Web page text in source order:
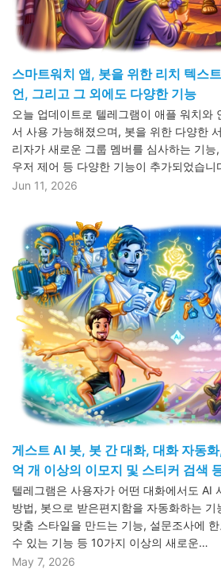
스마트워치 앱, 봇을 위한 리치 텍스
언, 그리고 그 외에도 다양한 기능
오늘 업데이트로 텔레그램이 애플 워치와
서 사용 가능해졌으며, 봇을 위한 다양한
리자가 새로운 그룹 멤버를 심사하는 기
우저 제어 등 다양한 기능이 추가되었습니
Jun 11, 2026
게스트 AI 봇, 봇 간 대화, 대화 자동
억 개 이상의 이모지 및 스티커 검색
텔레그램은 사용자가 어떤 대화에서도 AI
방법, 봇으로 받은편지함을 자동화하는 기
맞춤 스타일을 만드는 기능, 설문조사에
수 있는 기능 등 10가지 이상의 새로운…
May 7, 2026